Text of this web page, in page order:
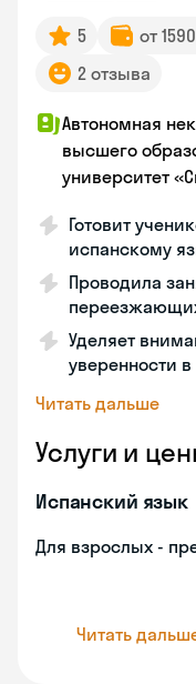
5 от
2 отзыва
Автономная
высшего
университет
Готовит
испанскому
Проводила
Уделяет
уверенности
Читать дальше
Услуги и
Испанский язык
Для взрослых -
Читать